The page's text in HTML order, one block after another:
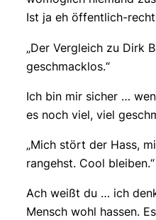
Ist ja eh öffentlich-
„Der Vergleich zu Dirk
geschmacklos.“
Ich bin mir sicher …
es noch viel, viel
„Mich stört der Hass,
rangehst. Cool bleiben.“
Ach weißt du … ich
Mensch wohl hassen.